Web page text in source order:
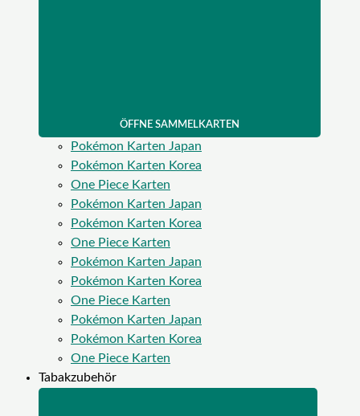
ÖFFNE SAMMELKARTEN
Pokémon Karten Japan
Pokémon Karten Korea
One Piece Karten
Pokémon Karten Japan
Pokémon Karten Korea
One Piece Karten
Pokémon Karten Japan
Pokémon Karten Korea
One Piece Karten
Pokémon Karten Japan
Pokémon Karten Korea
One Piece Karten
Tabakzubehör